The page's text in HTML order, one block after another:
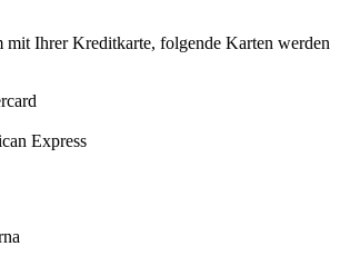
mit Ihrer Kreditkarte, folgende Karten werden